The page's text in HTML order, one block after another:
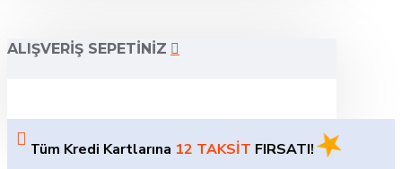
ALIŞVERIŞ SEPETINIZ
Kredi Kartlarına12 TAKSİTFIRSATI!★